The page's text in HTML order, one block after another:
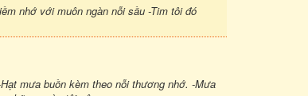
nhớ với muôn ngàn nỗi sầu -Tim tôi đó
mưa buồn kèm theo nỗi thương nhớ. -Mưa